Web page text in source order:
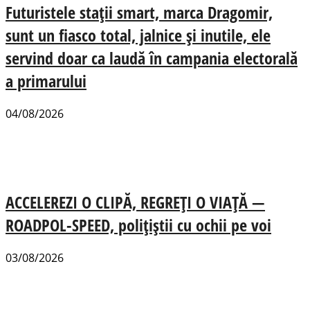
Futuristele stații smart, marca Dragomir,
sunt un fiasco total, jalnice și inutile, ele
servind doar ca laudă în campania electorală
a primarului
04/08/2026
ACCELEREZI O CLIPĂ, REGREȚI O VIAȚĂ —
ROADPOL-SPEED, polițiștii cu ochii pe voi
03/08/2026